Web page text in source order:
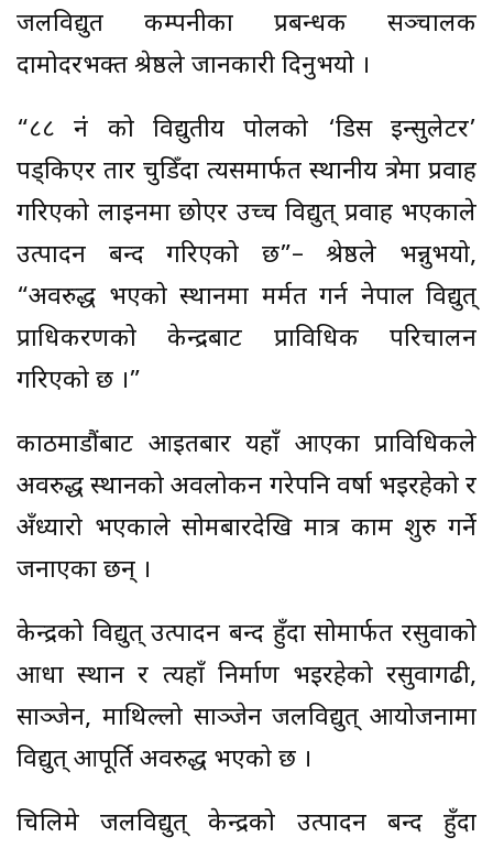
जलविद्युत कम्पनीका प्रबन्धक सञ्चालक
दामोदरभक्त श्रेष्ठले जानकारी दिनुभयो ।
“८८ नंं को विद्युतीय पोलको ‘डिस इन्सुलेटर’
पड्किएर तार चुडिँदा त्यसमार्फत स्थानीय क्षेत्रमा प्रवाह
गरिएको लाइनमा छोएर उच्च विद्युत् प्रवाह भएकाले
उत्पादन बन्द गरिएको छ”– श्रेष्ठले भन्नुभयो,
“अवरुद्ध भएको स्थानमा मर्मत गर्न नेपाल विद्युत्
प्राधिकरणको केन्द्रबाट प्राविधिक परिचालन
गरिएको छ ।”
काठमाडाैंबाट आइतबार यहाँ आएका प्राविधिकले
अवरुद्ध स्थानको अवलोकन गरेपनि वर्षा भइरहेको र
अँध्यारो भएकाले सोमबारदेखि मात्र काम शुरु गर्ने
जनाएका छन् ।
केन्द्रको विद्युत् उत्पादन बन्द हुँदा सोमार्फत रसुवाको
आधा स्थान र त्यहाँ निर्माण भइरहेको रसुवागढी,
साञ्जेन, माथिल्लो साञ्जेन जलविद्युत् आयोजनामा
विद्युत् आपूर्ति अवरुद्ध भएको छ ।
चिलिमे जलविद्युत् केन्द्रको उत्पादन बन्द हुँदा